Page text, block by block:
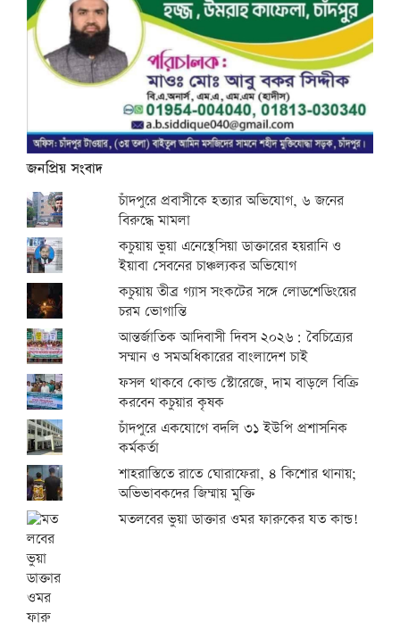
জনপ্রিয় সংবাদ
চাঁদপুরে প্রবাসীকে হত্যার অভিযোগ, ৬ জনের
বিরুদ্ধে মামলা
কচুয়ায় ভুয়া এনেস্থেসিয়া ডাক্তারের হয়রানি ও
ইয়াবা সেবনের চাঞ্চল্যকর অভিযোগ
কচুয়ায় তীব্র গ্যাস সংকটের সঙ্গে লোডশেডিংয়ের
চরম ভোগান্তি
আন্তর্জাতিক আদিবাসী দিবস ২০২৬: বৈচিত্র্যের
সম্মান ও সমঅধিকারের বাংলাদেশ চাই
ফসল থাকবে কোল্ড স্টোরেজে, দাম বাড়লে বিক্রি
করবেন কচুয়ার কৃষক
চাঁদপুরে একযোগে বদলি ৩১ ইউপি প্রশাসনিক
কর্মকর্তা
শাহরাস্তিতে রাতে ঘোরাফেরা, ৪ কিশোর থানায়;
অভিভাবকদের জিম্মায় মুক্তি
মতলবের ভুয়া ডাক্তার ওমর ফারুকের যত কান্ড!